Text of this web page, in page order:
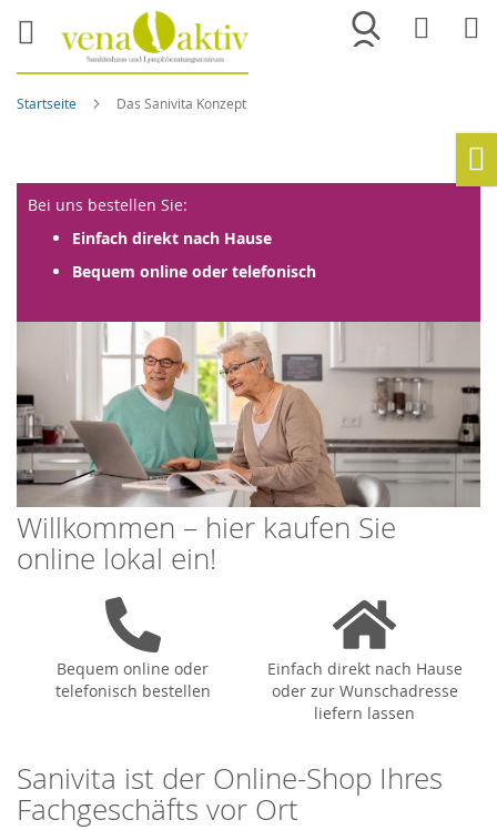
Merkliste
Startseite Das Sanivita Konzept
Willkommen – hier kaufen Sie
online lokal ein!
Bequem online oder
telefonisch bestellen
Einfach direkt nach Hause
oder zur Wunschadresse
liefern lassen
Sanivita ist der Online-Shop Ihres
Fachgeschäfts vor Ort
Bei uns bestellen Sie:
Einfach direkt nach Hause
Bequem online oder telefonisch